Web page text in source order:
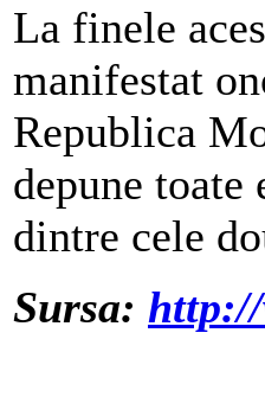
La finele
manifestat
Republica
depune
dintre cele
Sursa: